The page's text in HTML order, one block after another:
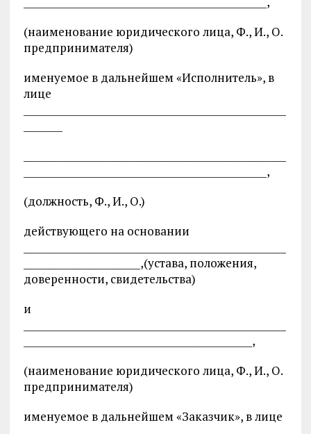
(наименование юридического лица, Ф., И., О.
предпринимателя)
именуемое в дальнейшем «Исполнитель», в
лице
__________________________________________________,
(должность, Ф., И., О.)
действующего на основании
________________________,(устава, положения,
доверенности, свидетельства)
и
_______________________________________________,
(наименование юридического лица, Ф., И., О.
предпринимателя)
именуемое в дальнейшем «Заказчик», в лице